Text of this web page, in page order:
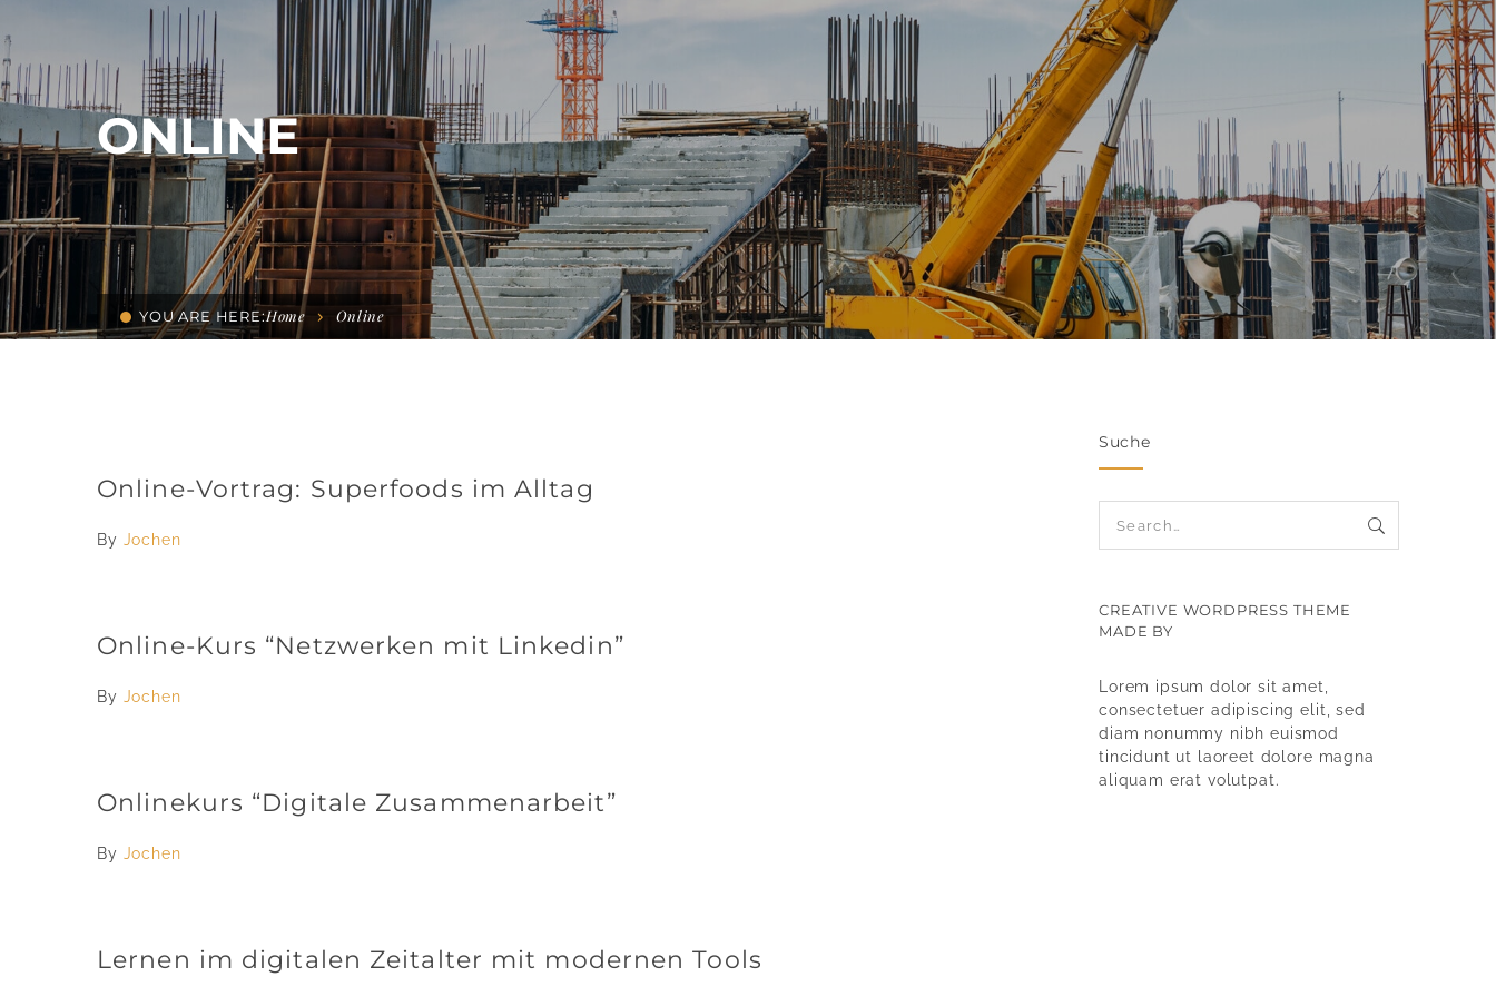
ONLINE
YOU ARE HERE:Home Online
Online-Vortrag: Superfoods im Alltag
By Jochen
Online-Kurs “Netzwerken mit Linkedin”
By Jochen
Onlinekurs “Digitale Zusammenarbeit”
By Jochen
Lernen im digitalen Zeitalter mit modernen Tools
Suche
CREATIVE WORDPRESS THEME
MADE BY
Lorem ipsum dolor sit amet,
consectetuer adipiscing elit, sed
diam nonummy nibh euismod
tincidunt ut laoreet dolore magna
aliquam erat volutpat.